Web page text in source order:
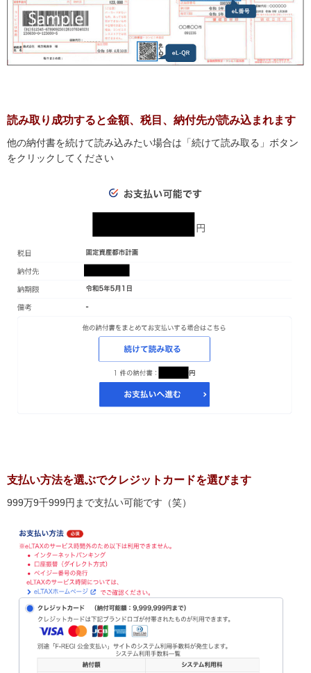
読み取り成功すると金額、税目、納付先が読み込まれます
他の納付書を続けて読み込みたい場合は「続けて読み取る」ボタン
をクリックしてください
支払い方法を選ぶでクレジットカードを選びます
999万9千999円まで支払い可能です（笑）